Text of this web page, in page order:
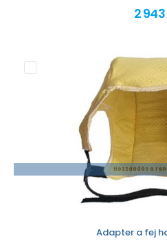
2 943
Hozzáadás a
Adapter a fej